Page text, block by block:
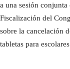
a una sesión
Fiscalización del
sobre la cancelación
tabletas para